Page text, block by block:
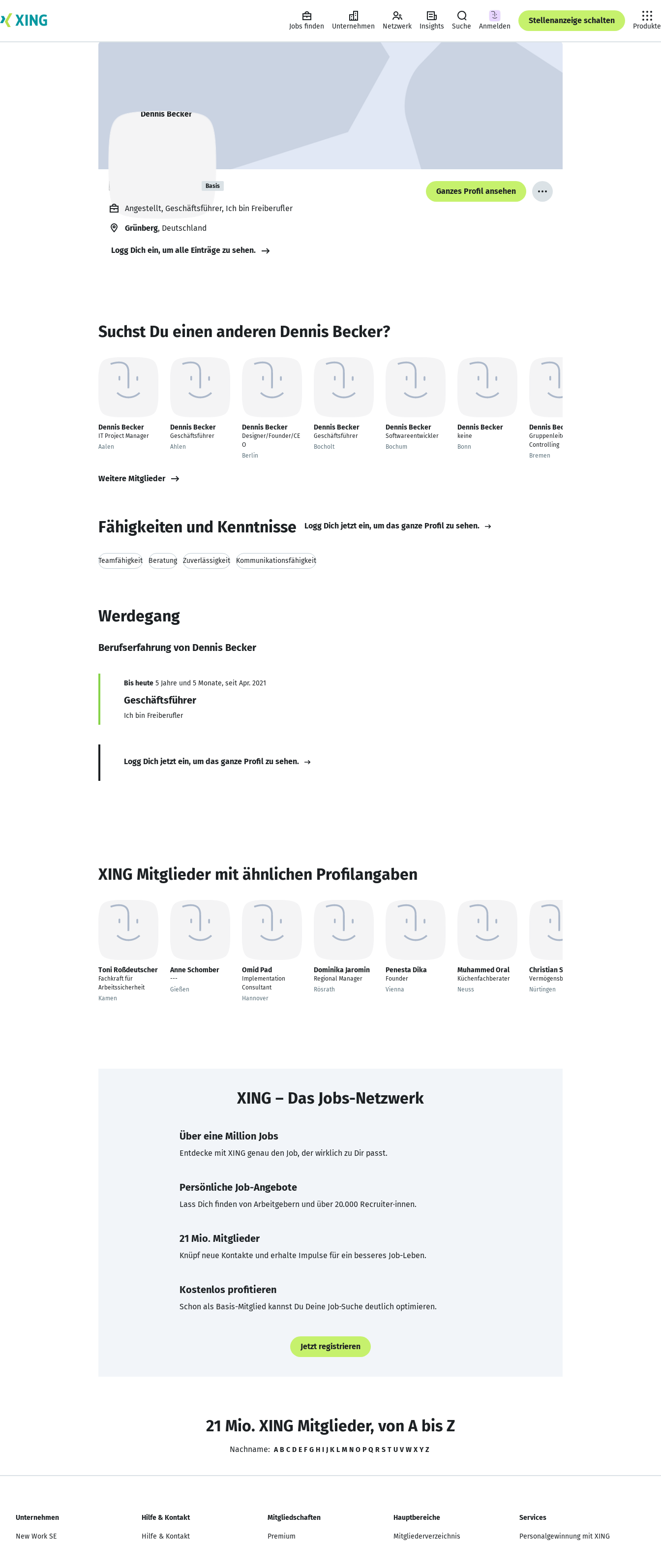
Jobs finden Unternehmen Netzwerk Insights Suche Anmelden
Stellenanzeige schalten
Produkte
Dennis Becker Basis
Ganzes Profil ansehen
Angestellt, Geschäftsführer, Ich bin Freiberufler
Grünberg, Deutschland
Logg Dich ein, um alle Einträge zu sehen.
Suchst Du einen anderen Dennis Becker?
Dennis Becker
IT Project Manager
Aalen
Dennis Becker
Geschäftsführer
Ahlen
Dennis Becker
Designer/Founder/CE
O
Berlin
Dennis Becker
Geschäftsführer
Bocholt
Dennis Becker
Softwareentwickler
Bochum
Dennis Becker
keine
Bonn
Dennis Becker
Gruppenleiter
Controlling
Bremen
Weitere Mitglieder
Fähigkeiten und Kenntnisse Logg Dich jetzt ein, um das ganze Profil zu sehen.
Teamfähigkeit Beratung Zuverlässigkeit Kommunikationsfähigkeit
Werdegang
Berufserfahrung von Dennis Becker
Bis heute 5 Jahre und 5 Monate, seit Apr. 2021
Geschäftsführer
Ich bin Freiberufler
Logg Dich jetzt ein, um das ganze Profil zu sehen.
XING Mitglieder mit ähnlichen Profilangaben
Toni Roßdeutscher
Fachkraft für
Arbeitssicherheit
Kamen
Anne Schomber
---
Gießen
Omid Pad
Implementation
Consultant
Hannover
Dominika Jaromin
Regional Manager
Rösrath
Penesta Dika
Founder
Vienna
Muhammed Oral
Küchenfachberater
Neuss
Christian Schmid
Vermögensberater
Nürtingen
XING – Das Jobs-Netzwerk
Über eine Million Jobs
Entdecke mit XING genau den Job, der wirklich zu Dir passt.
Persönliche Job-Angebote
Lass Dich finden von Arbeitgebern und über 20.000 Recruiter·innen.
21 Mio. Mitglieder
Knüpf neue Kontakte und erhalte Impulse für ein besseres Job-Leben.
Kostenlos profitieren
Schon als Basis-Mitglied kannst Du Deine Job-Suche deutlich optimieren.
Jetzt registrieren
21 Mio. XING Mitglieder, von A bis Z
Nachname: A B C D E F G H I J K L M N O P Q R S T U V W X Y Z
Unternehmen
New Work SE
Hilfe & Kontakt
Hilfe & Kontakt
Mitgliedschaften
Premium
Hauptbereiche
Mitgliederverzeichnis
Services
Personalgewinnung mit XING